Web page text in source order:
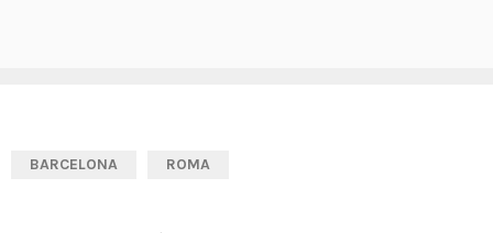
BARCELONA ROMA